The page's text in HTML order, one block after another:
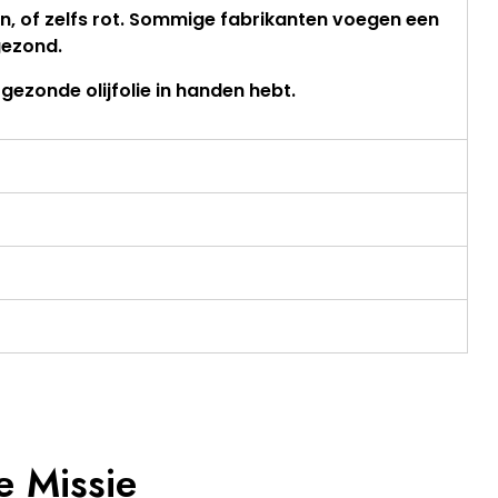
of zelfs rot. Sommige fabrikanten voegen een
olijfolie in handen hebt.
Missie